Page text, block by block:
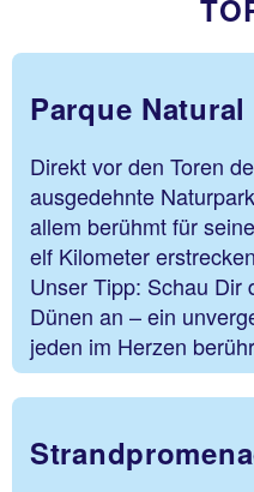
Parque
Direkt vor den Toren
ausgedehnte
allem berühmt für
elf Kilometer
Unser Tipp: Schau Dir
Dünen an – ein
jeden im Herzen